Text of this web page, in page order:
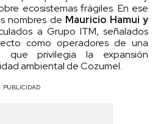
ecosistemas frágiles. En ese
nombres de Mauricio Hamui y
a Grupo ITM, señalados
como operadores de una
que privilegia la expansión
ambiental de Cozumel.
PUBLICIDAD